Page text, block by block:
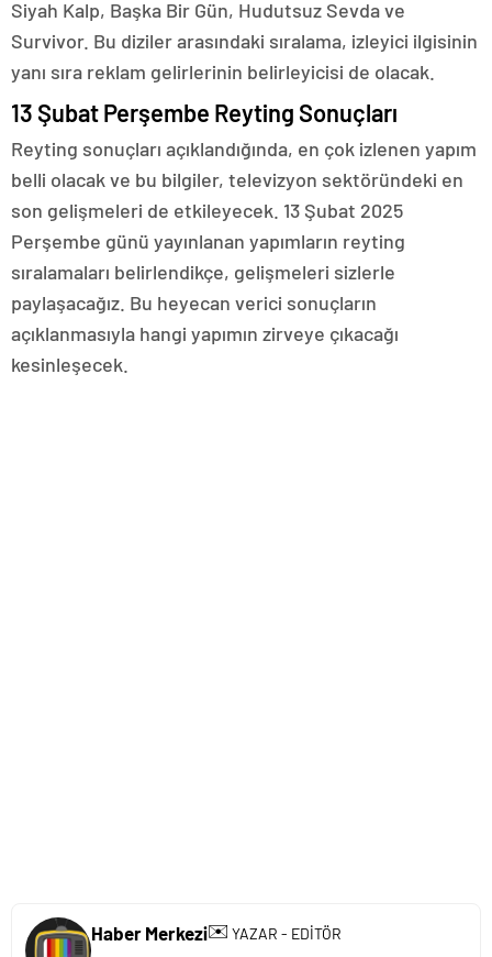
Siyah Kalp, Başka Bir Gün, Hudutsuz Sevda ve
Survivor. Bu diziler arasındaki sıralama, izleyici ilgisinin
yanı sıra reklam gelirlerinin belirleyicisi de olacak.
13 Şubat Perşembe Reyting Sonuçları
Reyting sonuçları açıklandığında, en çok izlenen yapım
belli olacak ve bu bilgiler, televizyon sektöründeki en
son gelişmeleri de etkileyecek. 13 Şubat 2025
Perşembe günü yayınlanan yapımların reyting
sıralamaları belirlendikçe, gelişmeleri sizlerle
paylaşacağız. Bu heyecan verici sonuçların
açıklanmasıyla hangi yapımın zirveye çıkacağı
kesinleşecek.
Haber Merkezi✉️ YAZAR - EDİTÖR